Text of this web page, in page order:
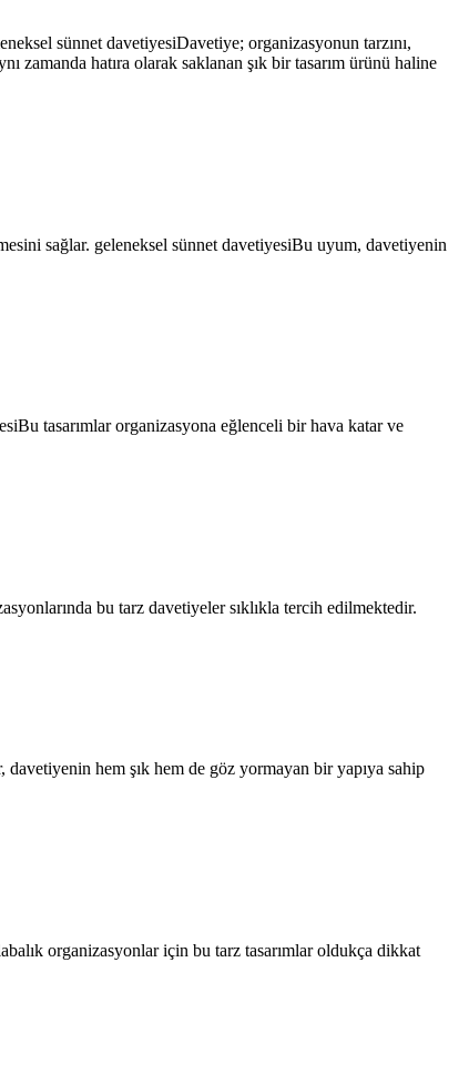
sünnet davetiyesiDavetiye; organizasyonun tarzını,
zamanda hatıra olarak saklanan şık bir tasarım ürünü haline
sağlar. geleneksel sünnet davetiyesiBu uyum, davetiyenin
tasarımlar organizasyona eğlenceli bir hava katar ve
bu tarz davetiyeler sıklıkla tercih edilmektedir.
hem şık hem de göz yormayan bir yapıya sahip
organizasyonlar için bu tarz tasarımlar oldukça dikkat